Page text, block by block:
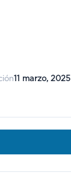
11 marzo, 2025